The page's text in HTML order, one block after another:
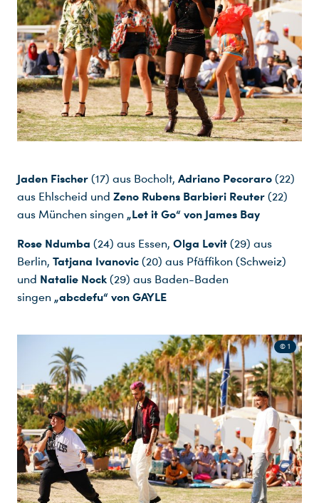
Jaden Fischer (17) aus Bocholt, Adriano Pecoraro (22)
aus Ehlscheid und Zeno Rubens Barbieri Reuter (22)
aus München singen „Let it Go“ von James Bay
Rose Ndumba (24) aus Essen, Olga Levit (29) aus
Berlin, Tatjana Ivanovic (20) aus Pfäffikon (Schweiz)
und Natalie Nock (29) aus Baden-Baden
singen „abcdefu“ von GAYLE
© 1